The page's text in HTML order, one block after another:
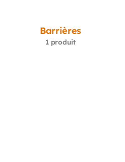
Barrières
1 produit